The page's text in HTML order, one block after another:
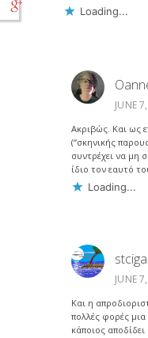
Loading...
JUNE
Ακριβώς. Και ως
(“σκηνικής
συντρέχει να μη
ίδιο τον εαυτό
Loading...
JUNE
Και η
πολλές φορές
κάποιος